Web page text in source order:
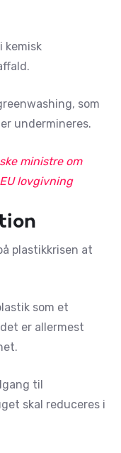
kemisk
som
undermineres.
ministre om
lovgivning
plastikkrisen at
som et
er allermest
til
skal reduceres i